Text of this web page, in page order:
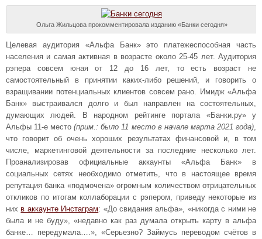
Ольга Жильцова прокомментировала изданию «Банки сегодня»
Целевая аудитория «Альфа Банк» это платежеспособная часть
населения и самая активная в возрасте около 25-45 лет. Аудитория
рэпера совсем юная от 12 до 16 лет, то есть возраст не
самостоятельный в принятии каких-либо решений, и говорить о
взращивании потенциальных клиентов совсем рано. Имидж «Альфа
Банк» выстраивался долго и был направлен на состоятельных,
думающих людей. В народном рейтинге портала «Банки.ру» у
Альфы 11-е место(прим.: было 11 место в начале марта 2021 года),
что говорит об очень хороших результатах финансовой и, в том
числе, маркетинговой деятельности за последние несколько лет.
Проанализировав официальные аккаунты «Альфа Банк» в
социальных сетях необходимо отметить, что в настоящее время
репутация банка «подмочена» огромным количеством отрицательных
откликов по итогам коллаборации с рэпером, приведу некоторые из
нихв аккаунте Инстаграм: «До свидания альфа», «никогда с ними не
была и не буду», «недавно как раз думала открыть карту в альфа
банке… передумала….», «Серьезно? Займусь переводом счётов в